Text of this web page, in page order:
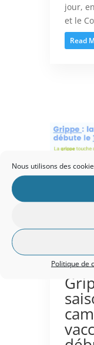
Nous utilisons des
Politique de
jour,
et le
Read